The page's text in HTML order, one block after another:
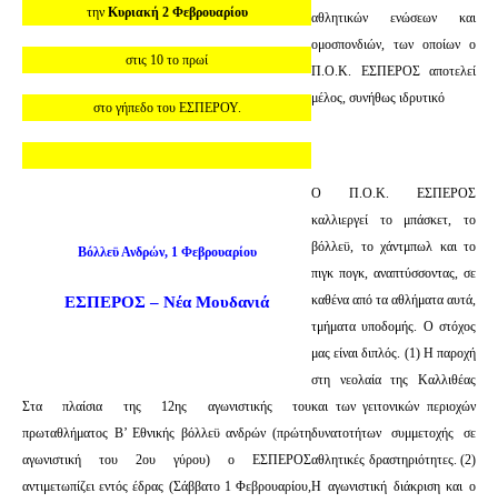
την Κυριακή 2 Φεβρουαρίου
στις 10 το πρωί
στο γήπεδο του ΕΣΠΕΡΟΥ.
Βόλλεϋ Ανδρών, 1 Φεβρουαρίου
ΕΣΠΕΡΟΣ – Νέα Μουδανιά
Στα πλαίσια της 12ης αγωνιστικής του
πρωταθλήματος Β’ Εθνικής βόλλεϋ ανδρών (πρώτη
αγωνιστική του 2ου γύρου) ο ΕΣΠΕΡΟΣ
αντιμετωπίζει εντός έδρας (Σάββατο 1 Φεβρουαρίου,
αθλητικών ενώσεων και
ομοσπονδιών, των οποίων ο
Π.Ο.Κ. ΕΣΠΕΡΟΣ αποτελεί
μέλος, συνήθως ιδρυτικό
Ο Π.Ο.Κ. ΕΣΠΕΡΟΣ
καλλιεργεί το μπάσκετ, το
βόλλεϋ, το χάντμπωλ και το
πιγκ πογκ, αναπτύσσοντας, σε
καθένα από τα αθλήματα αυτά,
τμήματα υποδομής. Ο στόχος
μας είναι διπλός. (1) Η παροχή
στη νεολαία της Καλλιθέας
και των γειτονικών περιοχών
δυνατοτήτων συμμετοχής σε
αθλητικές δραστηριότητες. (2)
Η αγωνιστική διάκριση και ο